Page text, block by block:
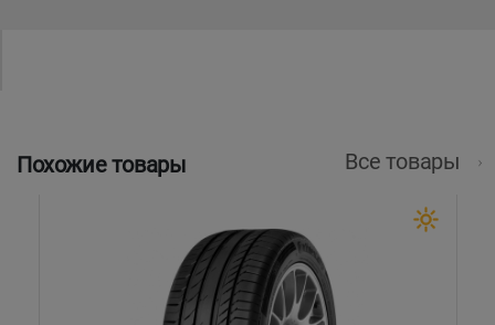
Похожие товары Все товары